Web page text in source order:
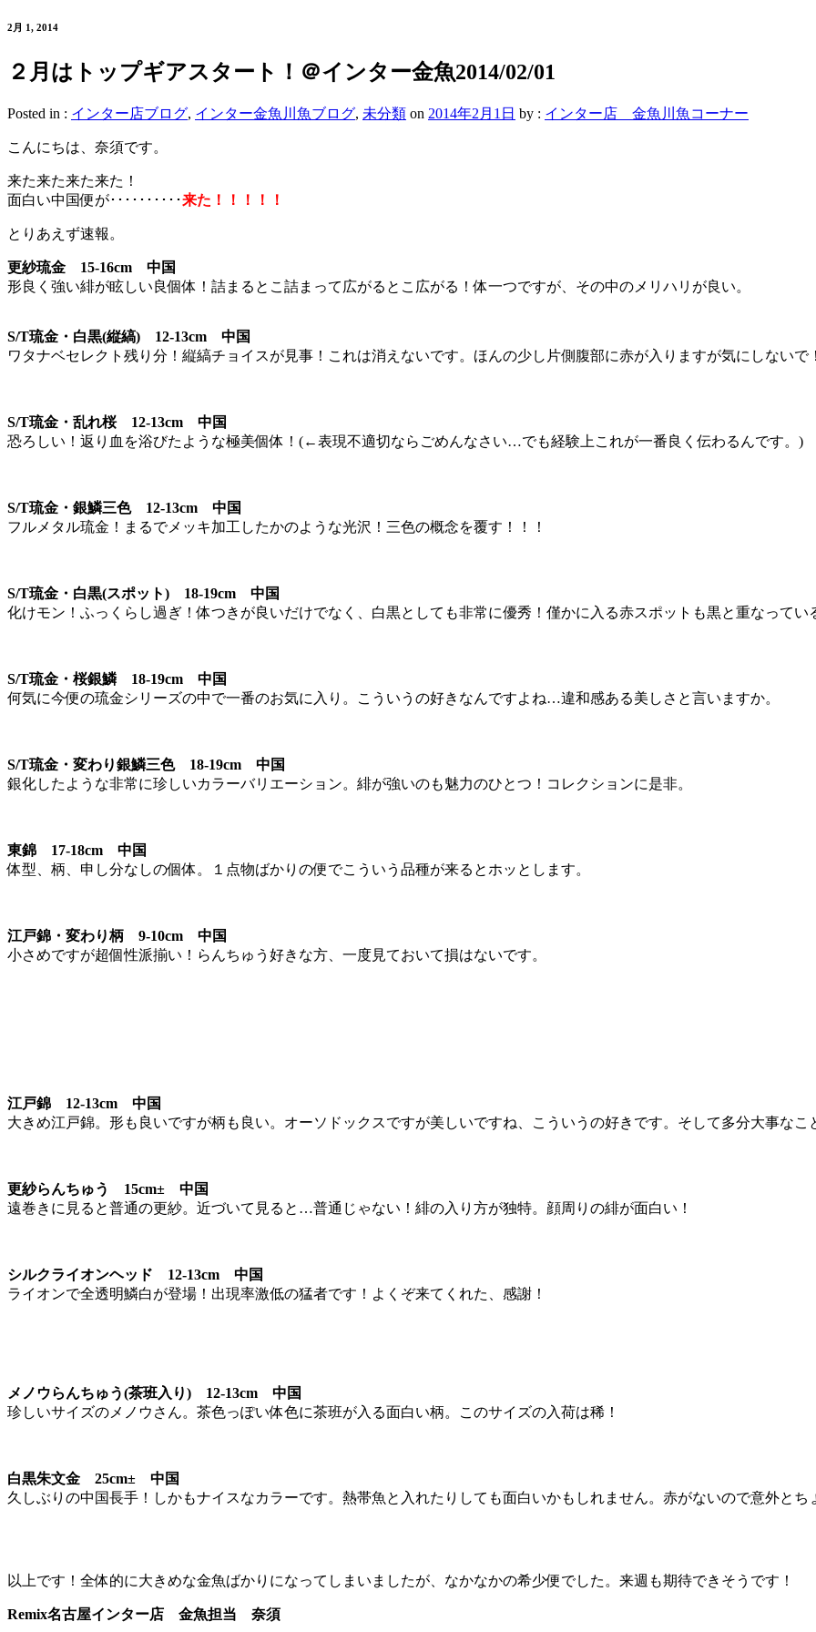
2月 1, 2014
２月はトップギアスタート！＠インター金魚2014/02/01
Posted in : インター店ブログ, インター金魚川魚ブログ, 未分類 on 2014年2月1日 by : インター店 金魚川魚コーナー
こんにちは、奈須です。
来た来た来た来た！
面白い中国便が･･････････来た！！！！！
とりあえず速報。
更紗琉金 15-16cm 中国
形良く強い緋が眩しい良個体！詰まるとこ詰まって広がるとこ広がる！体一つですが、その中のメリハリが良い。
S/T琉金・白黒(縦縞) 12-13cm 中国
ワタナベセレクト残り分！縦縞チョイスが見事！これは消えないです。ほんの少し片側腹部に赤が入りますが気にしないで
S/T琉金・乱れ桜 12-13cm 中国
恐ろしい！返り血を浴びたような極美個体！(←表現不適切ならごめんなさい…でも経験上これが一番良く伝わるんです。)
S/T琉金・銀鱗三色 12-13cm 中国
フルメタル琉金！まるでメッキ加工したかのような光沢！三色の概念を覆す！！！
S/T琉金・白黒(スポット) 18-19cm 中国
化けモン！ふっくらし過ぎ！体つきが良いだけでなく、白黒としても非常に優秀！僅かに入る赤スポットも黒と重なってい
S/T琉金・桜銀鱗 18-19cm 中国
何気に今便の琉金シリーズの中で一番のお気に入り。こういうの好きなんですよね…違和感ある美しさと言いますか。
S/T琉金・変わり銀鱗三色 18-19cm 中国
銀化したような非常に珍しいカラーバリエーション。緋が強いのも魅力のひとつ！コレクションに是非。
東錦 17-18cm 中国
体型、柄、申し分なしの個体。１点物ばかりの便でこういう品種が来るとホッとします。
江戸錦・変わり柄 9-10cm 中国
小さめですが超個性派揃い！らんちゅう好きな方、一度見ておいて損はないです。
江戸錦 12-13cm 中国
大きめ江戸錦。形も良いですが柄も良い。オーソドックスですが美しいですね、こういうの好きです。そして多分大事なこ
更紗らんちゅう 15cm± 中国
遠巻きに見ると普通の更紗。近づいて見ると…普通じゃない！緋の入り方が独特。顔周りの緋が面白い！
シルクライオンヘッド 12-13cm 中国
ライオンで全透明鱗白が登場！出現率激低の猛者です！よくぞ来てくれた、感謝！
メノウらんちゅう(茶班入り) 12-13cm 中国
珍しいサイズのメノウさん。茶色っぽい体色に茶班が入る面白い柄。このサイズの入荷は稀！
白黒朱文金 25cm± 中国
久しぶりの中国長手！しかもナイスなカラーです。熱帯魚と入れたりしても面白いかもしれません。赤がないので意外と
以上です！全体的に大きめな金魚ばかりになってしまいましたが、なかなかの希少便でした。来週も期待できそうです！
Remix名古屋インター店 金魚担当 奈須